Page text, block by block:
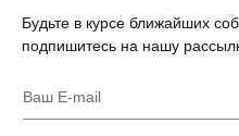
Будьте в курсе ближайших
подпишитесь на нашу